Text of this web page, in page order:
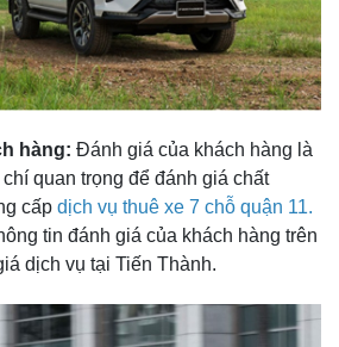
hàng: Đánh giá của khách hàng là
quan trọng để đánh giá chất
cấp dịch vụ thuê xe 7 chỗ quận 11.
tin đánh giá của khách hàng trên
dịch vụ tại Tiến Thành.